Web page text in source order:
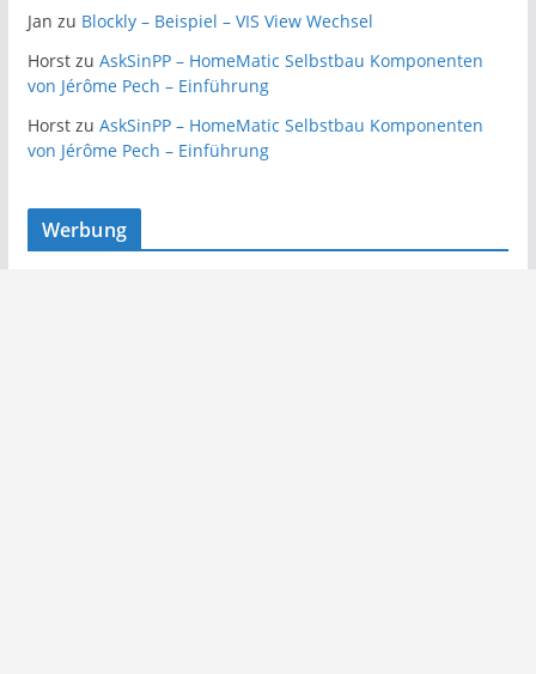
Jan zu Blockly – Beispiel – VIS View Wechsel
Horstzu AskSinPP – HomeMatic Selbstbau Komponenten
von Jérôme Pech – Einführung
Horstzu AskSinPP – HomeMatic Selbstbau Komponenten
von Jérôme Pech – Einführung
Werbung